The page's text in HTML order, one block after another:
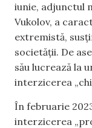
iunie, adjunctul
Vukolov, a
extremistă,
societății. De
său lucrează la
interzicerea
În februarie
interzicerea